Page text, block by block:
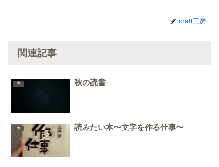
craft工房
関連記事
本 秋の読書
本 読みたい本〜文字を作る仕事〜